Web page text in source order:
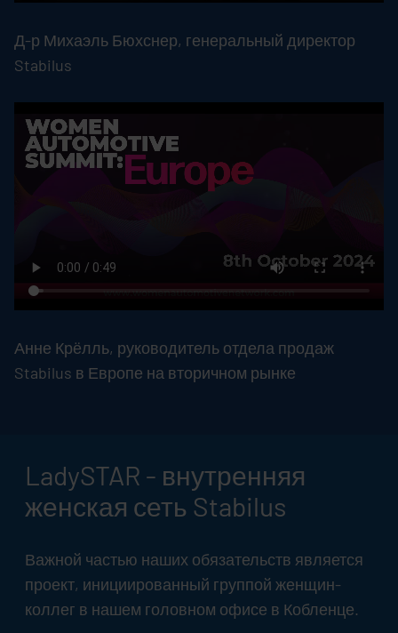
Д-р Михаэль Бюхснер, генеральный директор
Stabilus
Анне Крёлль, руководитель отдела продаж
Stabilus в Европе на вторичном рынке
LadySTAR - внутренняя
женская сеть Stabilus
Важной частью наших обязательств является
проект, инициированный группой женщин-
коллег в нашем головном офисе в Кобленце.